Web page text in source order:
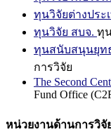
ทุนวิจัยต่างประ
ทุนวิจัย สบจ. ทุ
ทุนสนับสนุนยุท
การวิจัย
The Second
Fund Office
หน่วยงานด้านการวิจั